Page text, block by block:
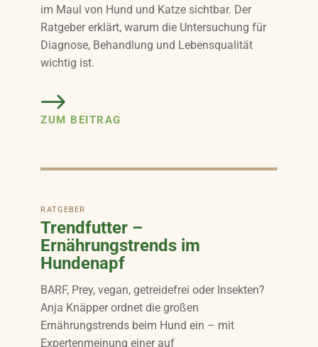
im Maul von Hund und Katze sichtbar. Der
Ratgeber erklärt, warum die Untersuchung für
Diagnose, Behandlung und Lebensqualität
wichtig ist.
ZUM BEITRAG
RATGEBER
Trendfutter –
Ernährungstrends im
Hundenapf
BARF, Prey, vegan, getreidefrei oder Insekten?
Anja Knäpper ordnet die großen
Ernährungstrends beim Hund ein – mit
Expertenmeinung einer auf